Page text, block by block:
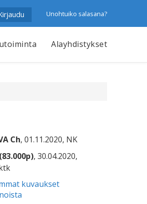
Unohtuiko salasana?
Alayhdistykset
Ch, 01.11.2020, NK
, 30.04.2020,
kuvaukset